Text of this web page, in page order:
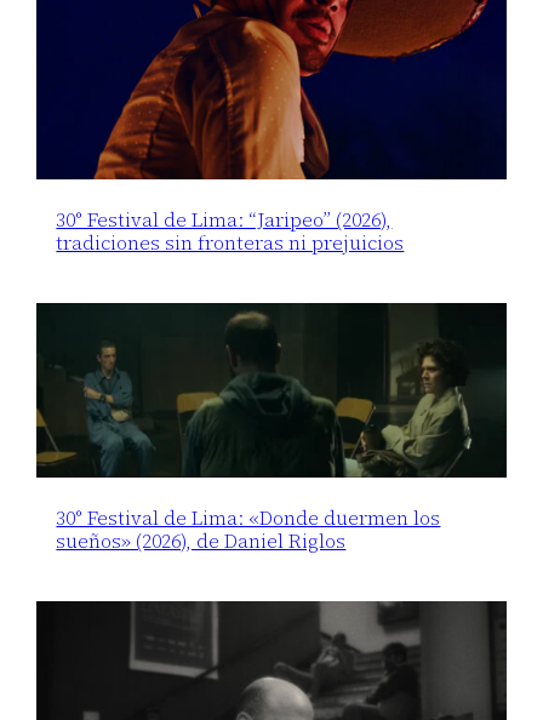
30° Festival de Lima: “Jaripeo” (2026),
tradiciones sin fronteras ni prejuicios
30° Festival de Lima: «Donde duermen los
sueños» (2026), de Daniel Riglos